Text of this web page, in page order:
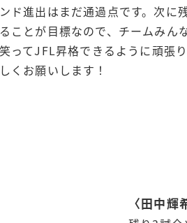
ド進出はまだ通過点です。次に
ことが目標なので、チームみん
ってJFL昇格できるように頑張り
くお願いします！
〈田中輝